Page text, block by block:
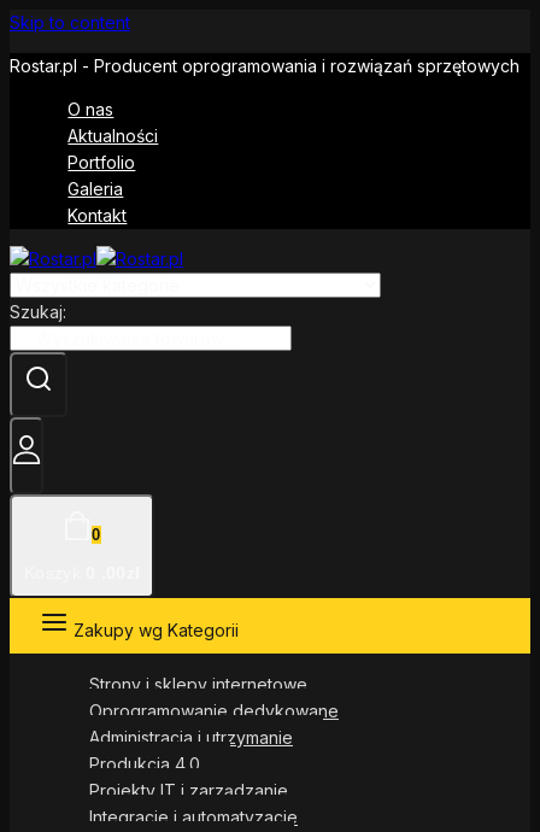
Skip to content
Rostar.pl - Producent oprogramowania i rozwiązań sprzętowych
O nas
Aktualności
Portfolio
Galeria
Kontakt
Szukaj:
0
Zakupy wg Kategorii
Strony i sklepy internetowe
Oprogramowanie dedykowane
Administracja i utrzymanie
Produkcja 4.0
Projekty IT i zarządzanie
Integracje i automatyzacje